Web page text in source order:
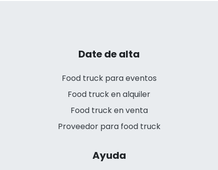
Date de alta
Food truck para eventos
Food truck en alquiler
Food truck en venta
Proveedor para food truck
Ayuda